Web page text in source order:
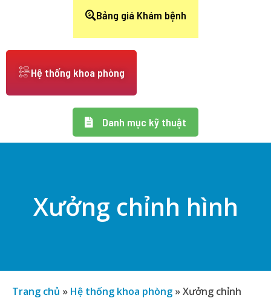
Bảng giá Khám bệnh
Hệ thống khoa phòng
Danh mục kỹ thuật
Xưởng chỉnh hình
Trang chủ » Hệ thống khoa phòng »Xưởng chỉnh